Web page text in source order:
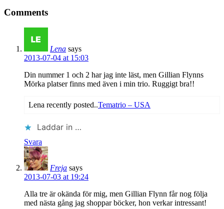
Comments
Lena says
2013-07-04 at 15:03
Din nummer 1 och 2 har jag inte läst, men Gillian Flynns
Mörka platser finns med även i min trio. Ruggigt bra!!
Lena recently posted..Tematrio – USA
Laddar in …
Svara
Freja says
2013-07-03 at 19:24
Alla tre är okända för mig, men Gillian Flynn får nog följa
med nästa gång jag shoppar böcker, hon verkar intressant!